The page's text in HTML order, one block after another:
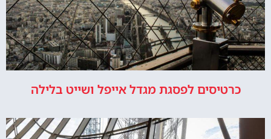
כרטיסים לפסגת מגדל אייפל ושייט בלילה